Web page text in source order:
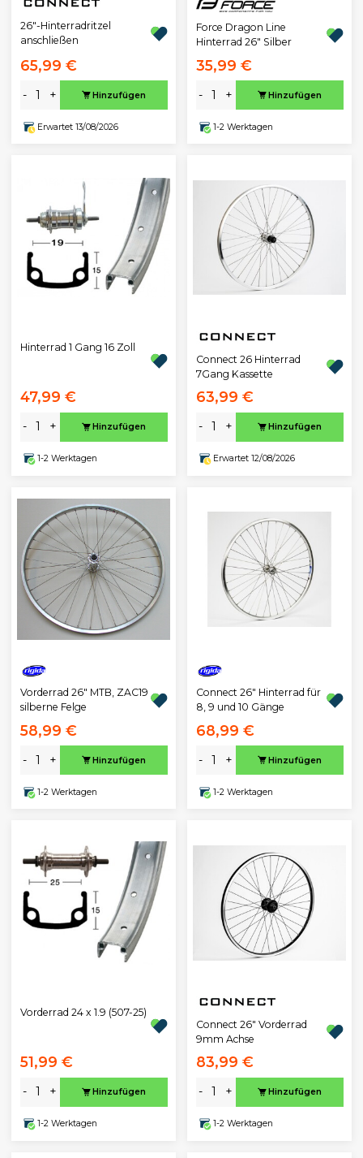
26"-Hinterradritzel
anschließen
65,99 €
- + Hinzufügen
Erwartet 13/08/2026
Force Dragon Line
Hinterrad 26" Silber
35,99 €
- + Hinzufügen
1-2 Werktagen
Hinterrad 1 Gang 16 Zoll
47,99 €
- + Hinzufügen
1-2 Werktagen
Connect 26 Hinterrad
7Gang Kassette
63,99 €
- + Hinzufügen
Erwartet 12/08/2026
Vorderrad 26" MTB, ZAC19
silberne Felge
58,99 €
- + Hinzufügen
1-2 Werktagen
Connect 26" Hinterrad für
8, 9 und 10 Gänge
68,99 €
- + Hinzufügen
1-2 Werktagen
Vorderrad 24 x 1.9 (507-25)
51,99 €
- + Hinzufügen
1-2 Werktagen
Connect 26" Vorderrad
9mm Achse
83,99 €
- + Hinzufügen
1-2 Werktagen